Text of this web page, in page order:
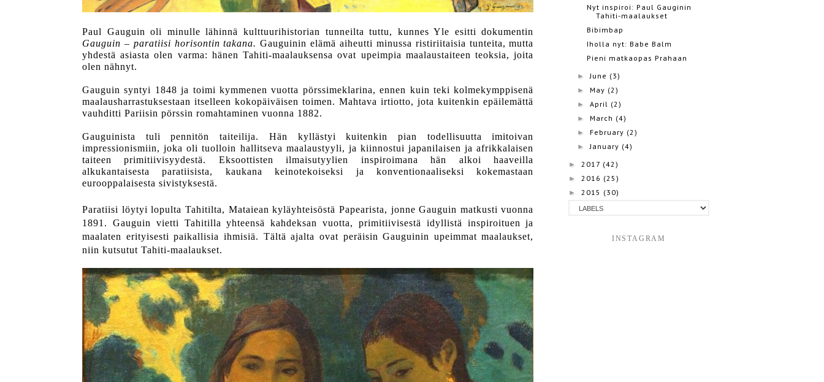
Paul Gauguin oli minulle lähinnä kulttuurihistorian tunneilta tuttu, kunnes Yle esitti dokumentin
Gauguin – paratiisi horisontin takana. Gauguinin elämä aiheutti minussa ristiriitaisia tunteita, mutta
yhdestä asiasta olen varma: hänen Tahiti-maalauksensa ovat upeimpia maalaustaiteen teoksia, joita
olen nähnyt.
Gauguin syntyi 1848 ja toimi kymmenen vuotta pörssimeklarina, ennen kuin teki kolmekymppisenä
maalausharrastuksestaan itselleen kokopäiväisen toimen. Mahtava irtiotto, jota kuitenkin epäilemättä
vauhditti Pariisin pörssin romahtaminen vuonna 1882.
Gauguinista tuli pennitön taiteilija. Hän kyllästyi kuitenkin pian todellisuutta imitoivan
impressionismiin, joka oli tuolloin hallitseva maalaustyyli, ja kiinnostui japanilaisen ja afrikkalaisen
taiteen primitiivisyydestä. Eksoottisten ilmaisutyylien inspiroimana hän alkoi haaveilla
alkukantaisesta paratiisista, kaukana keinotekoiseksi ja konventionaaliseksi kokemastaan
eurooppalaisesta sivistyksestä.
Paratiisi löytyi lopulta Tahitilta, Mataiean kyläyhteisöstä Papearista, jonne Gauguin matkusti vuonna
1891. Gauguin vietti Tahitilla yhteensä kahdeksan vuotta, primitiivisestä idyllistä inspiroituen ja
maalaten erityisesti paikallisia ihmisiä. Tältä ajalta ovat peräisin Gauguinin upeimmat maalaukset,
niin kutsutut Tahiti-maalaukset.
Nyt inspiroi: Paul Gauginin
Tahiti-maalaukset
Bibimbap
Iholla nyt: Babe Balm
Pieni matkaopas Prahaan
►June (3)
► May (2)
►April (2)
► March (4)
► February (2)
►January (4)
► 2017 (42)
► 2016 (25)
► 2015 (30)
INSTAGRAM